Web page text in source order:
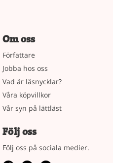
Om oss
Författare
Jobba hos oss
Vad är läsnycklar?
Våra köpvillkor
Vår syn på lättläst
Följ oss
Följ oss på sociala medier.